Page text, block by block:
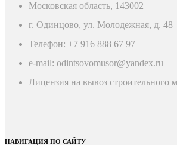
Московская область, 143002
г. Одинцово, ул. Молодежная, д. 48
Телефон: +7 916 888 67 97
e-mail: odintsovomusor@yandex.ru
Лицензия на вывоз
НАВИГАЦИЯ ПО САЙТУ